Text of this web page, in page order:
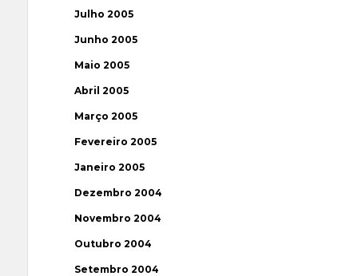
Julho 2005
Junho 2005
Maio 2005
Abril 2005
Março 2005
Fevereiro 2005
Janeiro 2005
Dezembro 2004
Novembro 2004
Outubro 2004
Setembro 2004